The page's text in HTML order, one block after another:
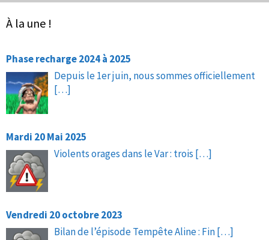
À la une !
Phase recharge 2024 à 2025
Depuis le 1er juin, nous sommes officiellement
[…]
Mardi 20 Mai 2025
Violents orages dans le Var : trois […]
Vendredi 20 octobre 2023
Bilan de l’épisode Tempête Aline : Fin[…]